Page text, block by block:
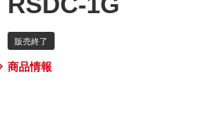
商品情報